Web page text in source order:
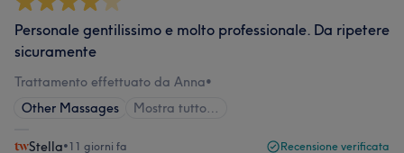
Personale gentilissimo e molto professionale. Da ripetere
sicuramente
Trattamento effettuato da Anna•
Other Massages
Mostra tutto…
Stella•11 giorni fa Recensione verificata